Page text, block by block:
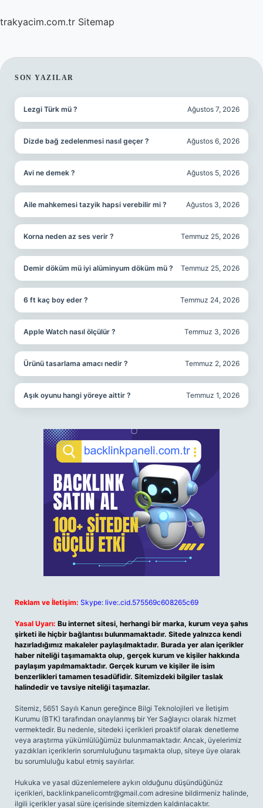
trakyacim.com.tr Sitemap
SIDEBAR
SON YAZILAR
Lezgi Türk mü ? Ağustos 7, 2026
Dizde bağ zedelenmesi nasıl geçer ? Ağustos 6, 2026
Avi ne demek ? Ağustos 5, 2026
Aile mahkemesi tazyik hapsi verebilir mi ? Ağustos 3, 2026
Korna neden az ses verir ? Temmuz 25, 2026
Demir döküm mü iyi alüminyum döküm mü ? Temmuz 25, 2026
6 ft kaç boy eder ? Temmuz 24, 2026
Apple Watch nasıl ölçülür ? Temmuz 3, 2026
Ürünü tasarlama amacı nedir ? Temmuz 2, 2026
Aşık oyunu hangi yöreye aittir ? Temmuz 1, 2026
Reklam ve İletişim: Skype: live:.cid.575569c608265c69
Yasal Uyarı: Bu internet sitesi, herhangi bir marka, kurum veya şahıs
şirketi ile hiçbir bağlantısı bulunmamaktadır. Sitede yalnızca kendi
hazırladığımız makaleler paylaşılmaktadır. Burada yer alan içerikler
haber niteliği taşımamakta olup, gerçek kurum ve kişiler hakkında
paylaşım yapılmamaktadır. Gerçek kurum ve kişiler ile isim
benzerlikleri tamamen tesadüfidir. Sitemizdeki bilgiler taslak
halindedir ve tavsiye niteliği taşımazlar.
Sitemiz, 5651 Sayılı Kanun gereğince Bilgi Teknolojileri ve İletişim
Kurumu (BTK) tarafından onaylanmış bir Yer Sağlayıcı olarak hizmet
vermektedir. Bu nedenle, sitedeki içerikleri proaktif olarak denetleme
veya araştırma yükümlülüğümüz bulunmamaktadır. Ancak, üyelerimiz
yazdıkları içeriklerin sorumluluğunu taşımakta olup, siteye üye olarak
bu sorumluluğu kabul etmiş sayılırlar.
Hukuka ve yasal düzenlemelere aykırı olduğunu düşündüğünüz
içerikleri, backlinkpanelicomtr@gmail.com adresine bildirmeniz halinde,
ilgili içerikler yasal süre içerisinde sitemizden kaldırılacaktır.